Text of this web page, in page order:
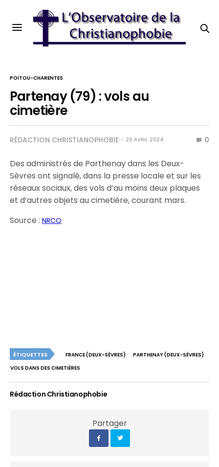
POITOU-CHARENTES
Partenay (79) : vols au
cimetière
RÉDACTION CHRISTIANOPHOBIE 20 AVRIL 2024 0
Des administrés de Parthenay dans les Deux-
Sèvres ont signalé, dans la presse locale et sur les
réseaux sociaux, des vols d’au moins deux plaques
et d’autres objets au cimetière, courant mars.
Source :NRCO
ÉTIQUETTES FRANCE (DEUX-SÈVRES)
PARTHENAY (DEUX-SÈVRES)
VOLS DANS DES CIMETIÈRES
Rédaction Christianophobie
Partager